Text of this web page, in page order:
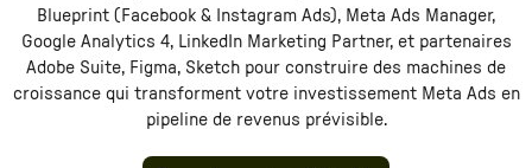
Blueprint (Facebook & Instagram Ads), Meta Ads Manager,
Google Analytics 4, LinkedIn Marketing Partner, et partenaires
Adobe Suite, Figma, Sketchpour construire des machines de
croissance qui transforment votre investissement Meta Ads en
pipeline de revenus prévisible.